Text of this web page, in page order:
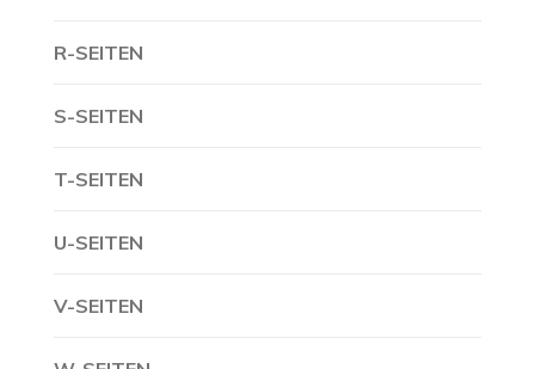
R-SEITEN
S-SEITEN
T-SEITEN
U-SEITEN
V-SEITEN